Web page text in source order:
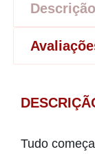
Descrição
Tudo